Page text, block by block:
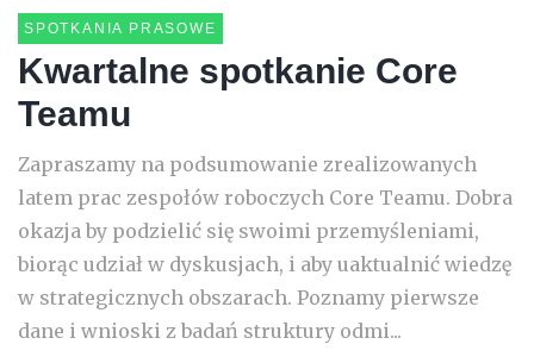
SPOTKANIA PRASOWE
Kwartalne spotkanie Core
Teamu
Zapraszamy na podsumowanie zrealizowanych
latem prac zespołów roboczych Core Teamu. Dobra
okazja by podzielić się swoimi przemyśleniami,
biorąc udział w dyskusjach, i aby uaktualnić wiedzę
w strategicznych obszarach. Poznamy pierwsze
dane i wnioski z badań struktury odmi...